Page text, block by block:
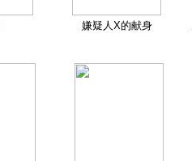
嫌疑人X的献身